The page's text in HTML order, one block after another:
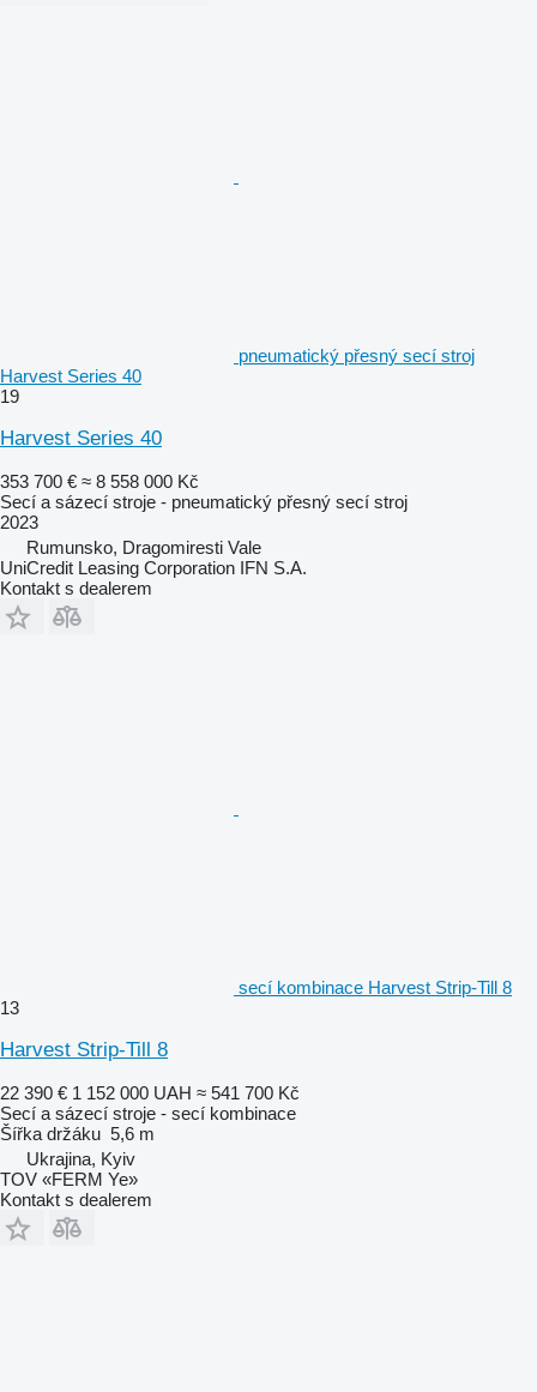
pneumatický přesný secí stroj
Harvest Series 40
19
Harvest Series 40
353 700 € ≈ 8 558 000 Kč
Secí a sázecí stroje - pneumatický přesný secí stroj
2023
Rumunsko, Dragomiresti Vale
UniCredit Leasing Corporation IFN S.A.
Kontakt s dealerem
secí kombinace Harvest Strip-Till 8
13
Harvest Strip-Till 8
22 390 € 1 152 000 UAH ≈ 541 700 Kč
Secí a sázecí stroje - secí kombinace
Šířka držáku 5,6 m
Ukrajina, Kyiv
TOV «FERM Ye»
Kontakt s dealerem